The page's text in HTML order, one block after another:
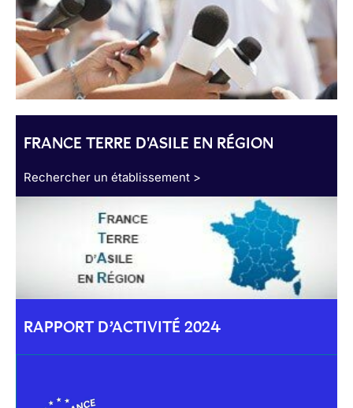
FRANCE TERRE D'ASILE EN RÉGION
Rechercher un établissement >
RAPPORT D’ACTIVITÉ 2024